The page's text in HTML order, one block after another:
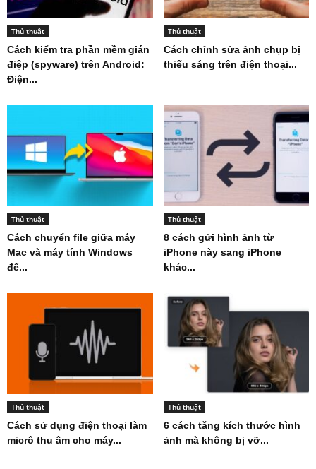
Thủ thuật
Cách kiểm tra phần mềm gián
điệp (spyware) trên Android:
Điện...
Thủ thuật
Cách chỉnh sửa ảnh chụp bị
thiếu sáng trên điện thoại...
Thủ thuật
Cách chuyển file giữa máy
Mac và máy tính Windows
để...
Thủ thuật
8 cách gửi hình ảnh từ
iPhone này sang iPhone
khác...
Thủ thuật
Cách sử dụng điện thoại làm
micrô thu âm cho máy...
Thủ thuật
6 cách tăng kích thước hình
ảnh mà không bị vỡ...